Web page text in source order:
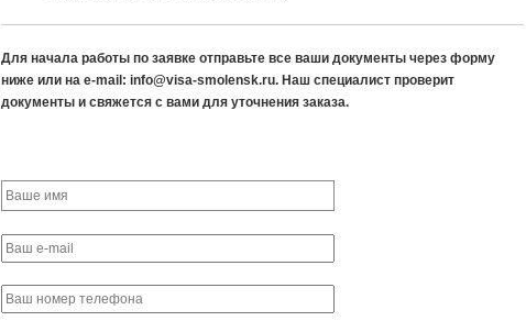
Для начала работы по заявке отправьте все ваши документы через форму
ниже или на e-mail: info@visa-smolensk.ru. Наш специалист проверит
документы и свяжется с вами для уточнения заказа.